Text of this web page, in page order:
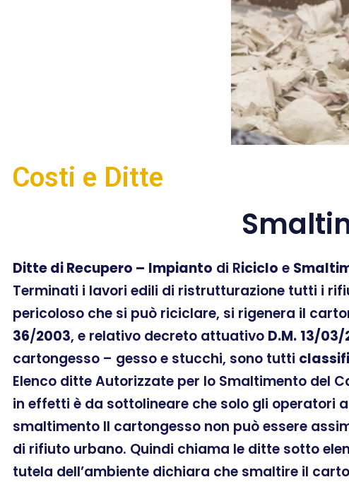
Costi e Ditte
Ditte di Recupero – Impianto di Riciclo e
Terminati i lavori edili di ristrutturazione tutti i
pericoloso che si può riciclare, si rigenera il
36/2003, e relativo decreto attuativo D.M. 13/03/
cartongesso – gesso e stucchi, sono tutti
Elenco ditte Autorizzate per lo Smaltimento del
in effetti è da sottolineare che solo gli operatori
smaltimento Il cartongesso non può essere
di rifiuto urbano. Quindi chiama le ditte sotto
tutela dell’ambiente dichiara che smaltire il